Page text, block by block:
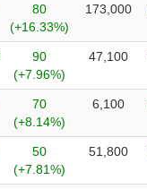
80
(+16.33%)
173,000
90
(+7.96%)
47,100
70
(+8.14%)
6,100
50
(+7.81%)
51,800